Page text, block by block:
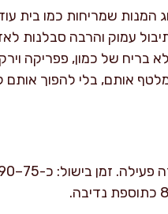
המנות שמריחות כמו בית
עמוק והרבה סבלנות
של כמון, פפריקה
אותם, בלי להפוך אותם